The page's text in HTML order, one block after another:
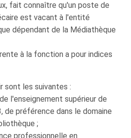
fait connaître qu'un poste de
est vacant à l'entité
dépendant de la Médiathèque
à la fonction a pour indices
sont les suivantes :
l'enseignement supérieur de
de préférence dans le domaine
;
professionnelle en